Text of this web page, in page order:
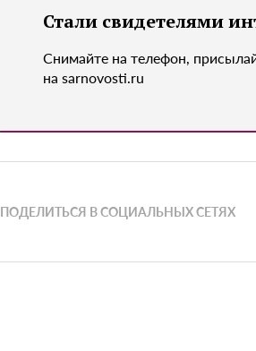
Стали свидетелями
Снимайте на телефон,
на sarnovosti.ru
ПОДЕЛИТЬСЯ В СОЦИАЛЬНЫХ СЕТЯХ